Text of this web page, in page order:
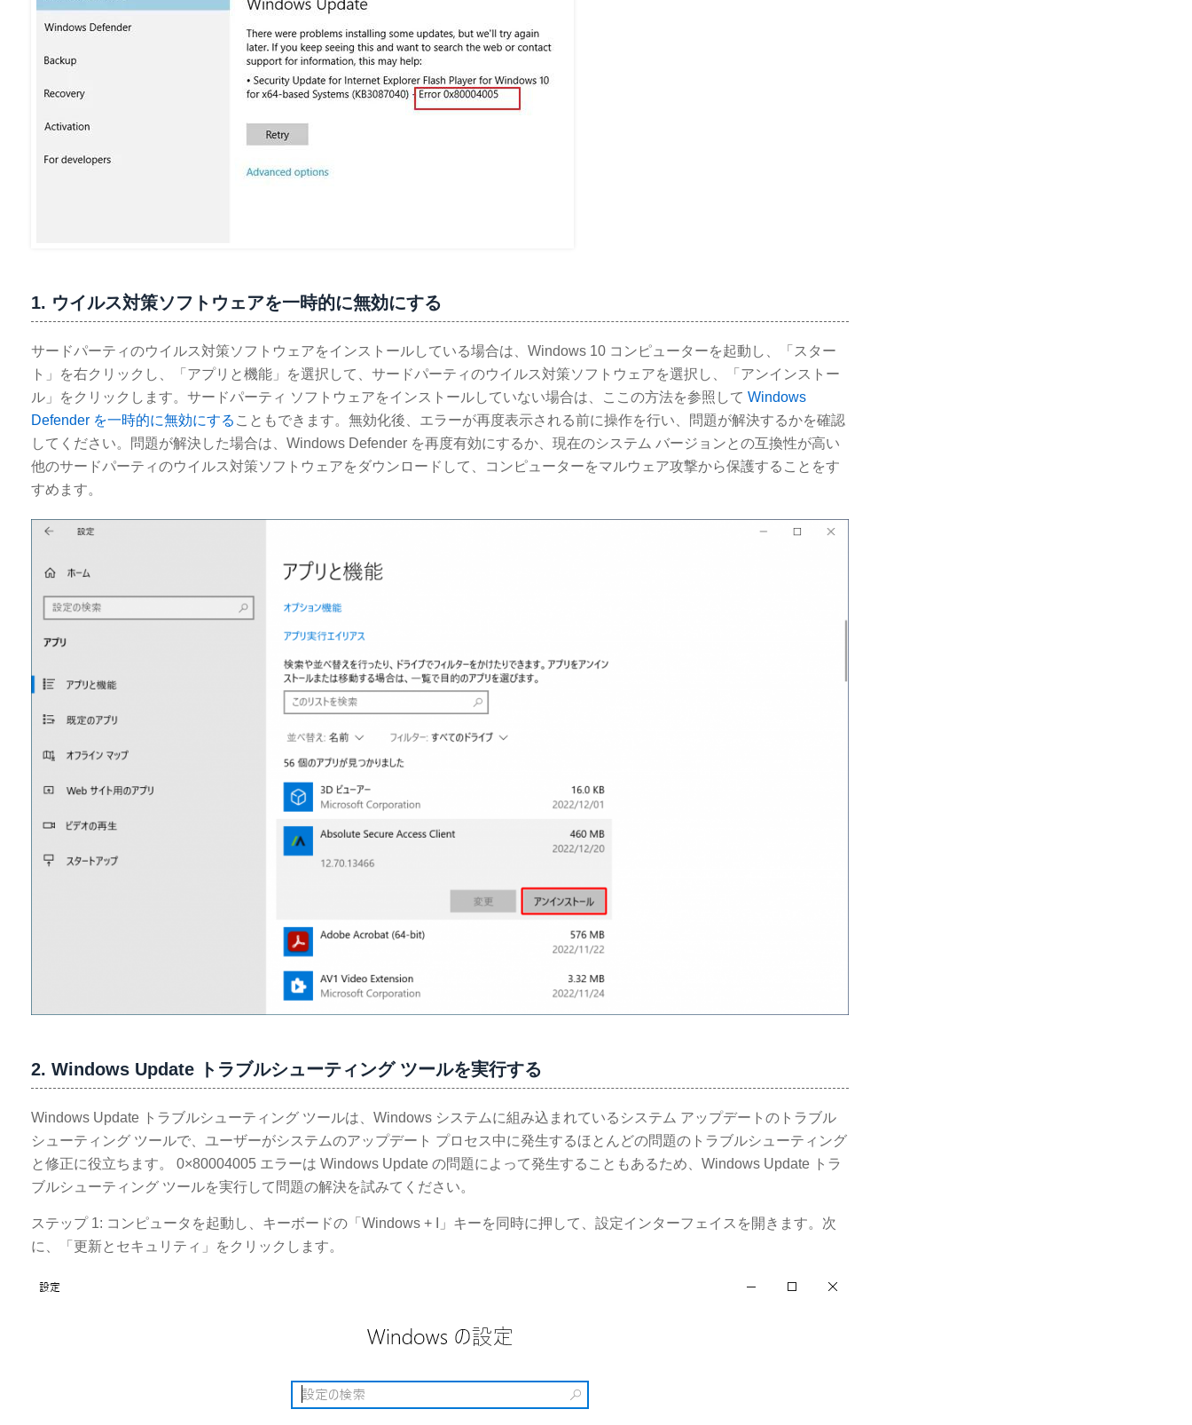
1. ウイルス対策ソフトウェアを一時的に無効にする
サードパーティのウイルス対策ソフトウェアをインストールしている場合は、Windows 10 コンピューターを起動し、「スター
ト」を右クリックし、「アプリと機能」を選択して、サードパーティのウイルス対策ソフトウェアを選択し、「アンインストー
ル」をクリックします。サードパーティ ソフトウェアをインストールしていない場合は、ここの方法を参照して Windows
Defender を一時的に無効にする こともできます。無効化後、エラーが再度表示される前に操作を行い、問題が解決するかを確認
してください。問題が解決した場合は、Windows Defender を再度有効にするか、現在のシステム バージョンとの互換性が高い
他のサードパーティのウイルス対策ソフトウェアをダウンロードして、コンピューターをマルウェア攻撃から保護することをす
すめます。
2. Windows Update トラブルシューティング ツールを実行する
Windows Update トラブルシューティング ツールは、Windows システムに組み込まれているシステム アップデートのトラブル
シューティング ツールで、ユーザーがシステムのアップデート プロセス中に発生するほとんどの問題のトラブルシューティング
と修正に役立ちます。 0×80004005 エラーは Windows Update の問題によって発生することもあるため、Windows Update トラ
ブルシューティング ツールを実行して問題の解決を試みてください。
ステップ 1: コンピュータを起動し、キーボードの「Windows + I」キーを同時に押して、設定インターフェイスを開きます。次
に、「更新とセキュリティ」をクリックします。